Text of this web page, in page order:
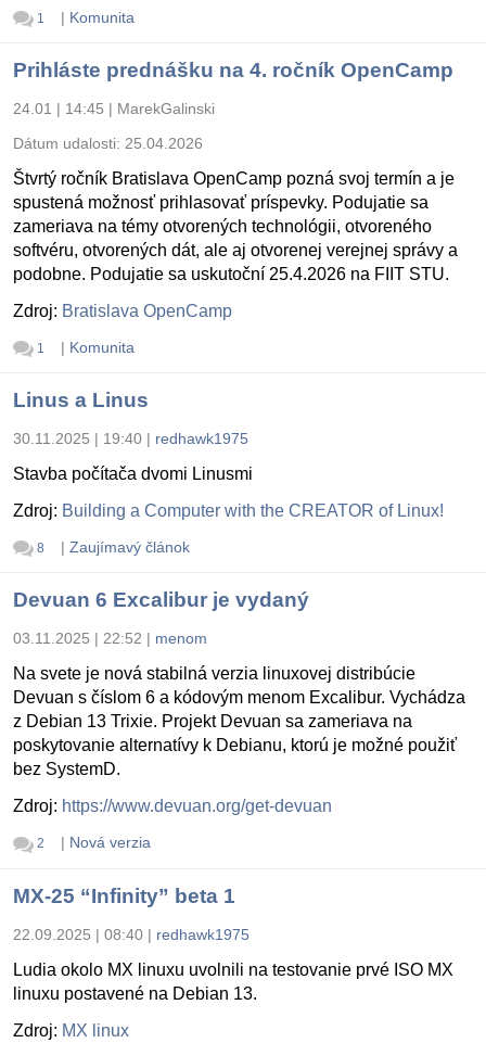
1 | Komunita
Prihláste prednášku na 4. ročník OpenCamp
24.01 | 14:45 | MarekGalinski
Dátum udalosti: 25.04.2026
Štvrtý ročník Bratislava OpenCamp pozná svoj termín a je
spustená možnosť prihlasovať príspevky. Podujatie sa
zameriava na témy otvorených technológii, otvoreného
softvéru, otvorených dát, ale aj otvorenej verejnej správy a
podobne. Podujatie sa uskutoční 25.4.2026 na FIIT STU.
Zdroj: Bratislava OpenCamp
1 | Komunita
Linus a Linus
30.11.2025 | 19:40 | redhawk1975
Stavba počítača dvomi Linusmi
Zdroj: Building a Computer with the CREATOR of Linux!
8 | Zaujímavý článok
Devuan 6 Excalibur je vydaný
03.11.2025 | 22:52 | menom
Na svete je nová stabilná verzia linuxovej distribúcie
Devuan s číslom 6 a kódovým menom Excalibur. Vychádza
z Debian 13 Trixie. Projekt Devuan sa zameriava na
poskytovanie alternatívy k Debianu, ktorú je možné použiť
bez SystemD.
Zdroj: https://www.devuan.org/get-devuan
2 | Nová verzia
MX-25 “Infinity” beta 1
22.09.2025 | 08:40 | redhawk1975
Ludia okolo MX linuxu uvolnili na testovanie prvé ISO MX
linuxu postavené na Debian 13.
Zdroj: MX linux